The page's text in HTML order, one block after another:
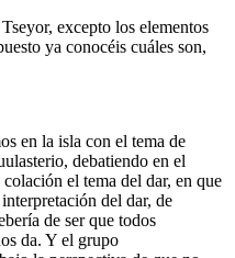
excepto los elementos
ya conocéis cuáles son,
en la isla con el tema de
debatiendo en el
el tema del dar, en que
del dar, de
de ser que todos
da. Y el grupo